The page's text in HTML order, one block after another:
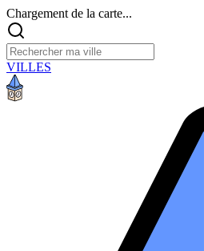
Chargement de la carte...
VILLES